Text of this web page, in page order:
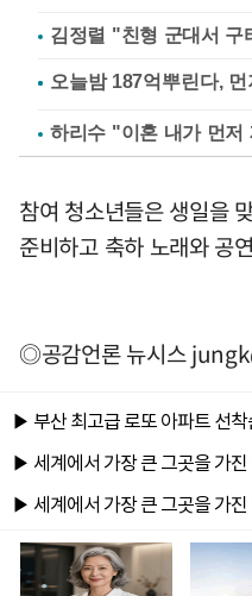
김정렬 "친형 군대서
하리수 "이혼 내가 먼
참여 청소년들은 생일을
준비하고 축하 노래와 공
◎공감언론 뉴시스